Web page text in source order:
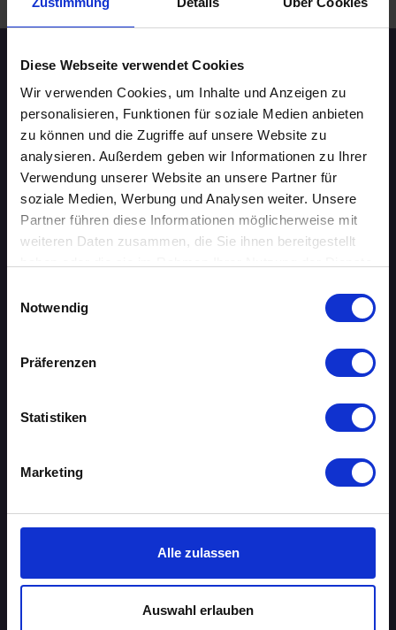
Diese Webseite verwendet Cookies
Wir verwenden Cookies, um Inhalte und Anzeigen zu
personalisieren, Funktionen für soziale Medien anbieten
zu können und die Zugriffe auf unsere Website zu
analysieren. Außerdem geben wir Informationen zu Ihrer
Verwendung unserer Website an unsere Partner für
soziale Medien, Werbung und Analysen weiter. Unsere
Partner führen diese Informationen möglicherweise mit
weiteren Daten zusammen, die Sie ihnen bereitgestellt
Notwendig
Präferenzen
Statistiken
Marketing
Alle zulassen
Auswahl erlauben
Speed-Dating Events
ÜBERSICHT
AACHEN
AUGSBURG
BERLIN
BREMEN
DORTMUND
FREIBURG IM BREISGAU